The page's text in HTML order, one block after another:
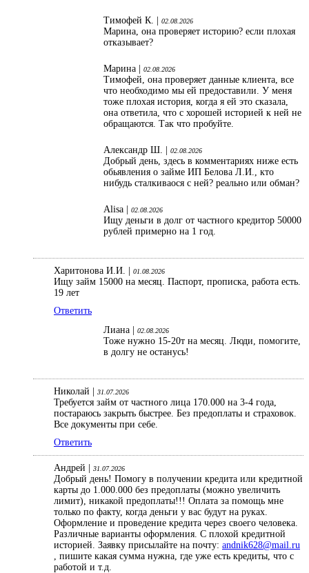
Тимофей К. | 02.08.2026
Марина, она проверяет историю? если плохая
отказывает?
Марина | 02.08.2026
Тимофей, она проверяет данные клиента, все
что необходимо мы ей предоставили. У меня
тоже плохая история, когда я ей это сказала,
она ответила, что с хорошей историей к ней не
обращаются. Так что пробуйте.
Александр Ш. | 02.08.2026
Добрый день, здесь в комментариях ниже есть
обьявления о займе ИП Белова Л.И., кто
нибудь сталкиваося с ней? реально или обман?
Alisa | 02.08.2026
Ищу деньги в долг от частного кредитор 50000
рублей примерно на 1 год.
Харитонова И.И. | 01.08.2026
Ищу займ 15000 на месяц. Паспорт, прописка, работа есть.
19 лет
Ответить
Лиана | 02.08.2026
Тоже нужно 15-20т на месяц. Люди, помогите,
в долгу не останусь!
Николай | 31.07.2026
Требуется займ от частного лица 170.000 на 3-4 года,
постараюсь закрыть быстрее. Без предоплаты и страховок.
Все документы при себе.
Ответить
Андрей | 31.07.2026
Добрый день! Помогу в получении кредита или кредитной
карты до 1.000.000 без предоплаты (можно увеличить
лимит), никакой предоплаты!!! Оплата за помощь мне
только по факту, когда деньги у вас будут на руках.
Оформление и проведение кредита через своего человека.
Различные варианты оформления. С плохой кредитной
историей. Заявку присылайте на почту: andnik628@mail.ru
, пишите какая сумма нужна, где уже есть кредиты, что с
работой и т.д.